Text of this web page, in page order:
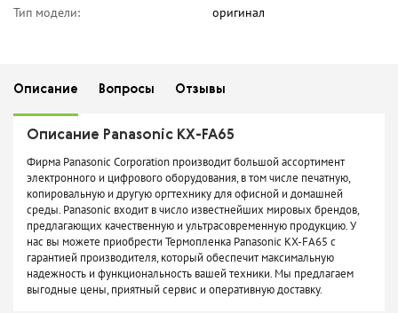
Тип модели:
оригинал
Описание Вопросы Отзывы
Описание Panasonic KX-FA65
Фирма Panasonic Corporation производит большой ассортимент
электронного и цифрового оборудования, в том числе печатную,
копировальную и другую оргтехнику для офисной и домашней
среды. Panasonic входит в число известнейших мировых брендов,
предлагающих качественную и ультрасовременную продукцию. У
нас вы можете приобрести Термопленка Panasonic KX-FA65 с
гарантией производителя, который обеспечит максимальную
надежность и функциональность вашей техники. Мы предлагаем
выгодные цены, приятный сервис и оперативную доставку.